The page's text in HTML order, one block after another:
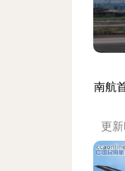
南航
更